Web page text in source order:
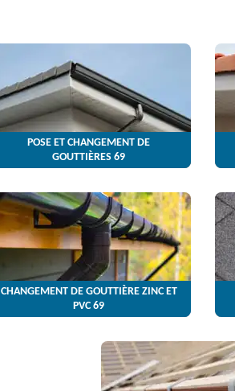
POSE ET CHANGEMENT DE
GOUTTIÈRES 69
CHANGEMENT DE GOUTTIÈRE ZINC ET
PVC 69